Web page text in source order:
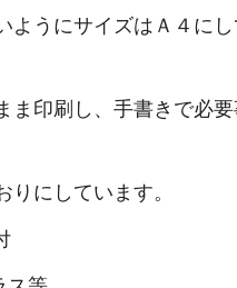
ようにサイズはＡ４にし
ま印刷し、手書きで必
にしています。